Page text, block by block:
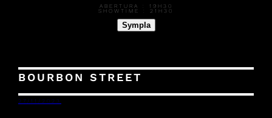
ABERTURA :
19H30
SHOWTIME :
21H30
Sympla
BOURBON STREET
27/11/2023